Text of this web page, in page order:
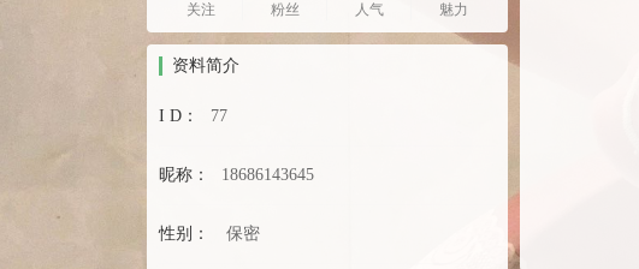
关注 粉丝 人气 魅力
资料简介
I D： 77
昵称： 18686143645
性别： 保密